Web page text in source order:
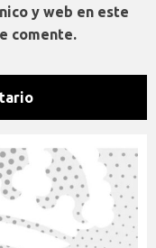
y web en este
comente.